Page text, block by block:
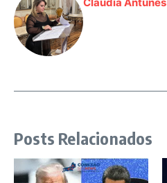
Posts Relacionados